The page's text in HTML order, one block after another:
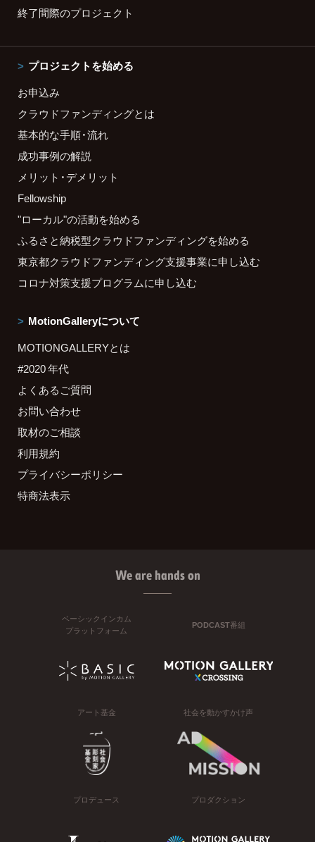
終了間際のプロジェクト
プロジェクトを始める
お申込み
クラウドファンディングとは
基本的な手順・流れ
成功事例の解説
メリット・デメリット
Fellowship
"ローカル"の活動を始める
ふるさと納税型クラウドファンディングを始める
東京都クラウドファンディング支援事業に申し込む
コロナ対策支援プログラムに申し込む
MotionGalleryについて
MOTIONGALLERYとは
#2020 年代
よくあるご質問
お問い合わせ
取材のご相談
利用規約
プライバシーポリシー
特商法表示
We are hands on
ベーシックインカム
プラットフォーム
PODCAST番組
アート基金 社会を動かすかけ声
プロデュース プロダクション